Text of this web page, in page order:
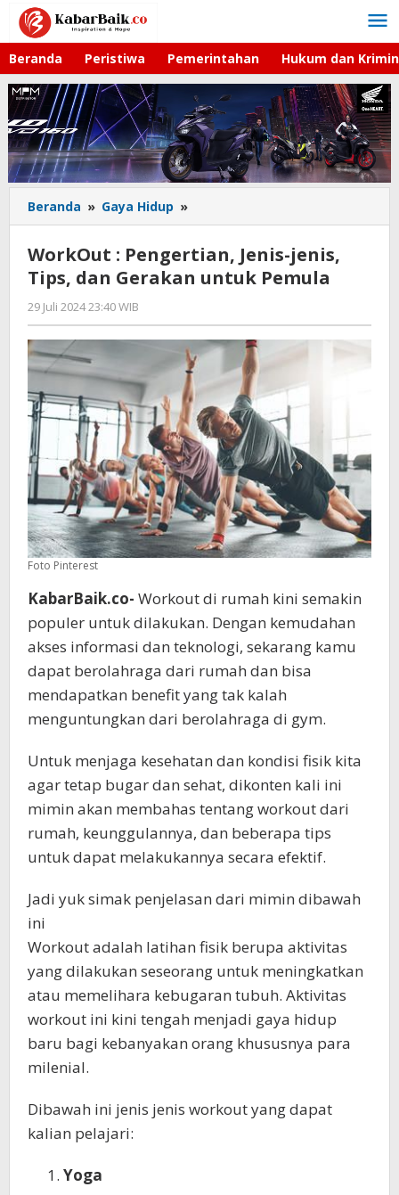
Lewati
konten
Beranda Peristiwa Pemerintahan Hukum dan
Beranda » Gaya Hidup »
:
Pengertian,
Jenis-
jenis,
Gerakan
untuk
Pemula
WorkOut : Pengertian, Jenis-jenis,
Tips, dan Gerakan untuk Pemula
29 Juli 2024 23:40 WIB
Lilis
Dewi
Foto Pinterest
KabarBaik.co- Workout di rumah kini semakin
populer untuk dilakukan. Dengan kemudahan
akses informasi dan teknologi, sekarang kamu
dapat berolahraga dari rumah dan bisa
mendapatkan benefit yang tak kalah
menguntungkan dari berolahraga di gym.
Untuk menjaga kesehatan dan kondisi fisik kita
agar tetap bugar dan sehat, dikonten kali ini
mimin akan membahas tentang workout dari
rumah, keunggulannya, dan beberapa tips
untuk dapat melakukannya secara efektif.
Jadi yuk simak penjelasan dari mimin dibawah
ini
Workout adalah latihan fisik berupa aktivitas
yang dilakukan seseorang untuk meningkatkan
atau memelihara kebugaran tubuh. Aktivitas
workout ini kini tengah menjadi gaya hidup
baru bagi kebanyakan orang khususnya para
milenial.
Dibawah ini jenis jenis workout yang dapat
kalian pelajari:
Yoga